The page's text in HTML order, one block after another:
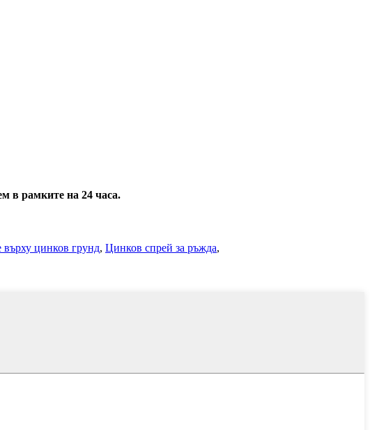
в рамките на 24 часа.
върху цинков грунд, Цинков спрей за ръжда,